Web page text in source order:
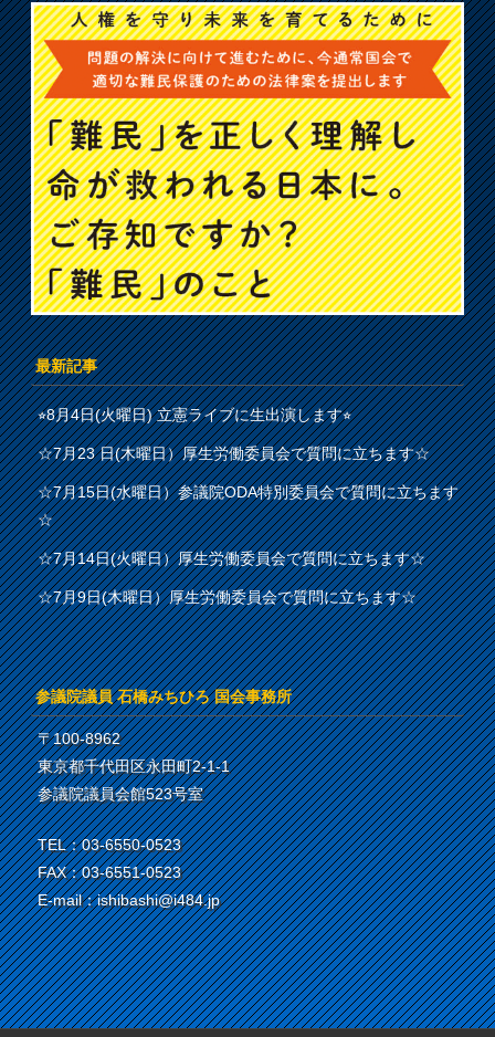
最新記事
⭐︎8月4日(火曜日) 立憲ライブに生出演します⭐︎
☆7月23 日(木曜日）厚生労働委員会で質問に立ちます☆
☆7月15日(水曜日）参議院ODA特別委員会で質問に立ちます
☆
☆7月14日(火曜日）厚生労働委員会で質問に立ちます☆
☆7月9日(木曜日）厚生労働委員会で質問に立ちます☆
参議院議員 石橋みちひろ 国会事務所
〒100-8962
東京都千代田区永田町2-1-1
参議院議員会館523号室
TEL：03-6550-0523
FAX：03-6551-0523
E-mail：ishibashi@i484.jp